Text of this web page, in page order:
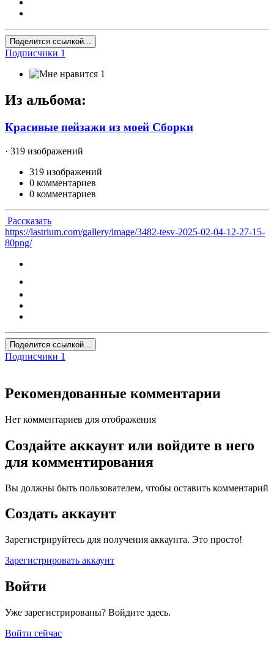
Поделится ссылкой...
Подписчики 1
1
Из альбома:
Красивые пейзажи из моей Сборки
· 319 изображений
319 изображений
0 комментариев
0 комментариев
Рассказать
https://lastrium.com/gallery/image/3482-tesv-2025-02-04-12-27-15-
80png/
Поделится ссылкой...
Подписчики 1
Рекомендованные комментарии
Нет комментариев для отображения
Создайте аккаунт или войдите в него
для комментирования
Вы должны быть пользователем, чтобы оставить комментарий
Создать аккаунт
Зарегистрируйтесь для получения аккаунта. Это просто!
Зарегистрировать аккаунт
Войти
Уже зарегистрированы? Войдите здесь.
Войти сейчас